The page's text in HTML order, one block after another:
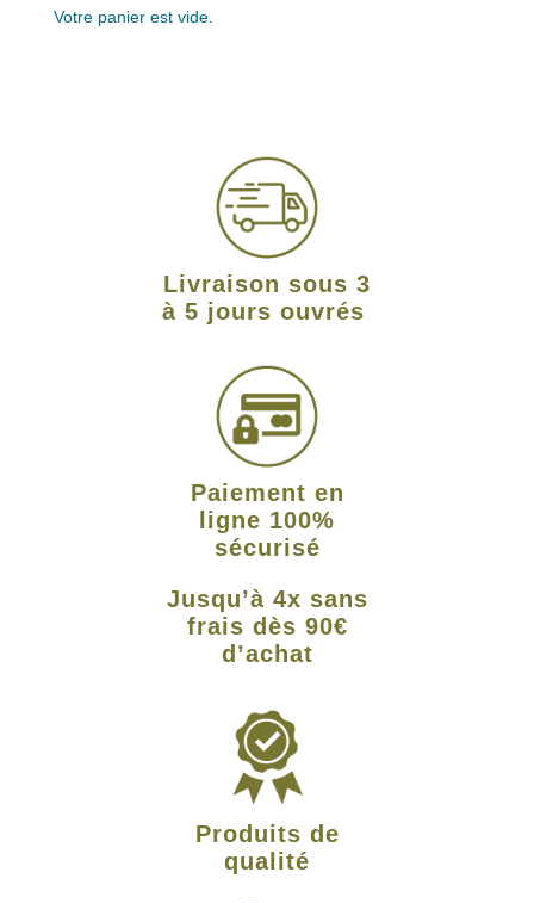
Votre panier est vide.
Livraison sous 3
à 5 jours ouvrés
Paiement en
ligne 100%
sécurisé
Jusqu’à 4x sans
frais dès 90€
d’achat
Produits de
qualité